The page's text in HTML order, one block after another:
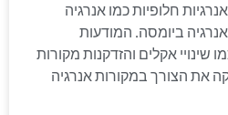
חלופיות כמו אנרגיה
ביומסה. המודעות
שינויי אקלים והזדקנות מקורות
את הצורך במקורות אנרגיה